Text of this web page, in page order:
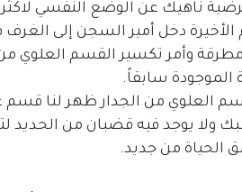
عن الوضع النفسي لاكثر من 20 معتقل في غرفة واحدة وفي هذه
الأخيرة دخل أمير السجن إلى
الموجودة سابقاً.
العلوي من الجدار ظهر لنا
ولا يوجد فيه قضبان من الحديد
الحياة من جديد.